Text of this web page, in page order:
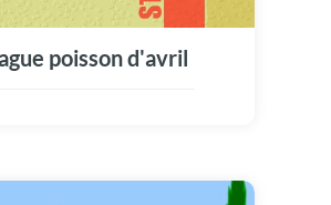
poisson d'avril